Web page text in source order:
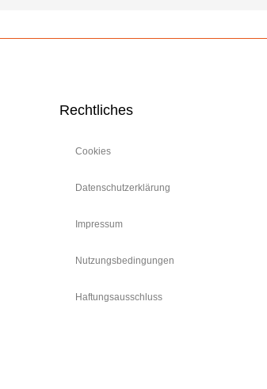
Rechtliches
Cookies
Datenschutzerklärung
Impressum
Nutzungsbedingungen
Haftungsausschluss